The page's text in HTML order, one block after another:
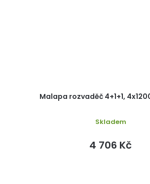
Malapa rozvaděč 4+1+1,
Skladem
4 706 Kč